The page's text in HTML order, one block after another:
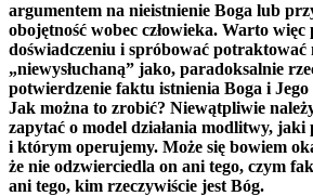
argumentem na nieistnienie Boga lub
obojętność wobec człowieka. Warto
doświadczeniu i spróbować potraktować
„niewysłuchaną” jako, paradoksalnie
potwierdzenie faktu istnienia Boga i Jego
Jak można to zrobić? Niewątpliwie
zapytać o model działania modlitwy, jaki
i którym operujemy. Może się bowiem
że nie odzwierciedla on ani tego, czym
ani tego, kim rzeczywiście jest Bóg.